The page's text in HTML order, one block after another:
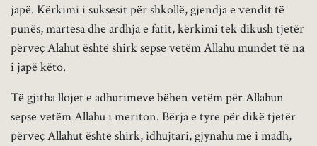
japë. Kërkimi i suksesit për shkollë, gjendja e vendit të
punës, martesa dhe ardhja e fatit, kërkimi tek dikush tjetër
përveç Alahut është shirk sepse vetëm Allahu mundet të na
i japë këto.
Të gjitha llojet e adhurimeve bëhen vetëm për Allahun
sepse vetëm Allahu i meriton. Bërja e tyre për dikë tjetër
përveç Allahut është shirk, idhujtari, gjynahu më i madh,